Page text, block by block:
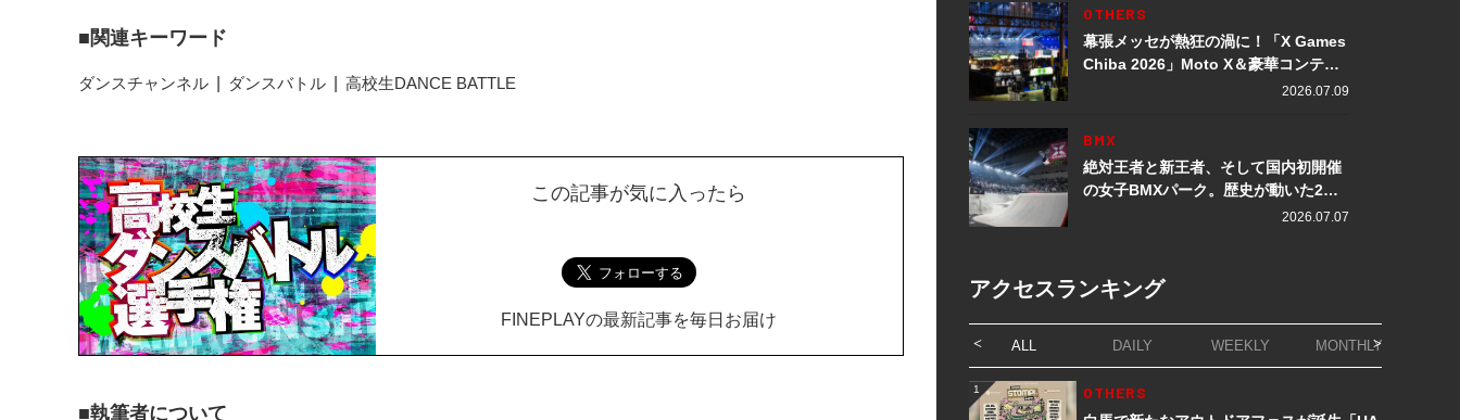
関連キーワード
ダンスチャンネル ダンスバトル 高校生DANCE BATTLE
この記事が気に入ったら
FINEPLAYの最新記事を毎日お届け
執筆者について
OTHERS
幕張メッセが熱狂の渦に！「X Games
Chiba 2026」Moto X＆豪華コンテン
2026.07.09
BMX
絶対王者と新王者、そして国内初開催
の女子BMXパーク。歴史が動いた2日
2026.07.07
アクセスランキング
ALL DAILY WEEKLY MONTHLY
1 OTHERS